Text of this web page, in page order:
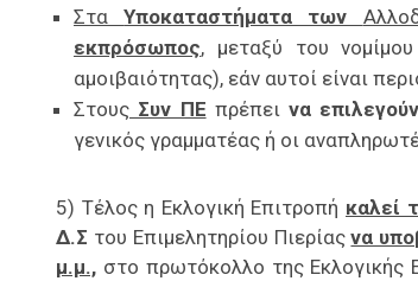
ΣταΥποκαταστήματα των
εκπρόσωπος, μεταξύ του
αμοιβαιότητας), εάν αυτοί είναι
Στους Συν ΠΕ πρέπεινα
γενικός γραμματέας ή οι
5) Τέλος η Εκλογική Επιτροπή καλεί
Δ.Σ του Επιμελητηρίου Πιερίαςνα
μ.μ., στο πρωτόκολλο της Εκλογικής